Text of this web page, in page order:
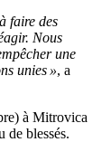
faire des
Nous
une
unies », a
à Mitrovica
de blessés.